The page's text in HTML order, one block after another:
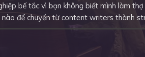
bế tắc vì bạn không biết mình làm
nào để chuyển từ content writers thành